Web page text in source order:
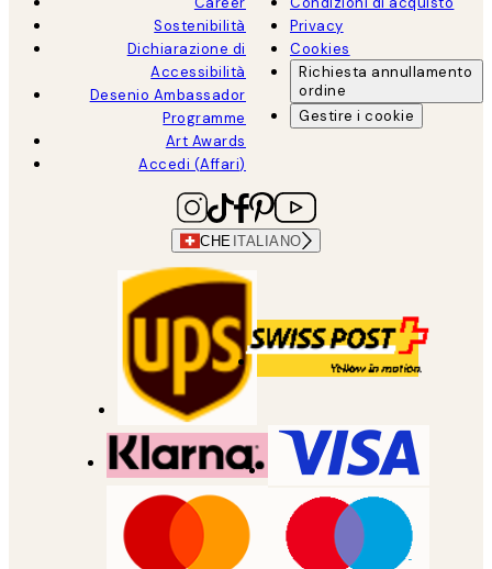
Sostenibilità
Dichiarazione di
Accessibilità
Desenio Ambassador
Programme
Art Awards
Accedi (Affari)
Privacy
Cookies
Richiesta annullamento
ordine
Gestire i cookie
CHE ITALIANO